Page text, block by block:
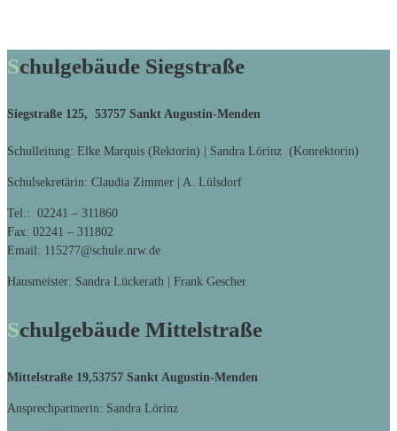
Schulgebäude Siegstraße
Siegstraße 125, 53757 Sankt Augustin-Menden
Schulleitung: Elke Marquis (Rektorin) | Sandra Lörinz (Konrektorin)
Schulsekretärin: Claudia Zimmer | A. Lülsdorf
Tel.: 02241 – 311860
Fax: 02241 – 311802
Email: 115277@schule.nrw.de
Hausmeister: Sandra Lückerath | Frank Gescher
Schulgebäude Mittelstraße
Mittelstraße 19,53757 Sankt Augustin-Menden
Ansprechpartnerin: Sandra Lörinz